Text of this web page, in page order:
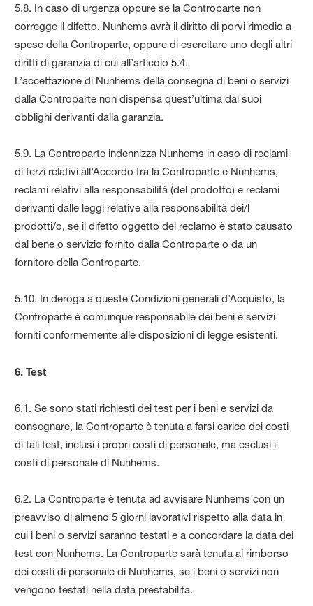
5.8. In caso di urgenza oppure se la Controparte non
corregge il difetto, Nunhems avrà il diritto di porvi rimedio a
spese della Controparte, oppure di esercitare uno degli altri
diritti di garanzia di cui all’articolo 5.4.
L’accettazione di Nunhems della consegna di beni o servizi
dalla Controparte non dispensa quest’ultima dai suoi
obblighi derivanti dalla garanzia.
5.9. La Controparte indennizza Nunhems in caso di reclami
di terzi relativi all’Accordo tra la Controparte e Nunhems,
reclami relativi alla responsabilità (del prodotto) e reclami
derivanti dalle leggi relative alla responsabilità dei/l
prodotti/o, se il difetto oggetto del reclamo è stato causato
dal bene o servizio fornito dalla Controparte o da un
fornitore della Controparte.
5.10. In deroga a queste Condizioni generali d’Acquisto, la
Controparte è comunque responsabile dei beni e servizi
forniti conformemente alle disposizioni di legge esistenti.
6. Test
6.1. Se sono stati richiesti dei test per i beni e servizi da
consegnare, la Controparte è tenuta a farsi carico dei costi
di tali test, inclusi i propri costi di personale, ma esclusi i
costi di personale di Nunhems.
6.2. La Controparte è tenuta ad avvisare Nunhems con un
preavviso di almeno 5 giorni lavorativi rispetto alla data in
cui i beni o servizi saranno testati e a concordare la data dei
test con Nunhems. La Controparte sarà tenuta al rimborso
dei costi di personale di Nunhems, se i beni o servizi non
vengono testati nella data prestabilita.